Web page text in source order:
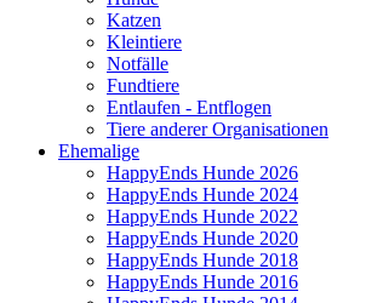
Katzen
Kleintiere
Notfälle
Fundtiere
Entlaufen - Entflogen
Tiere anderer Organisationen
Ehemalige
HappyEnds Hunde 2026
HappyEnds Hunde 2024
HappyEnds Hunde 2022
HappyEnds Hunde 2020
HappyEnds Hunde 2018
HappyEnds Hunde 2016